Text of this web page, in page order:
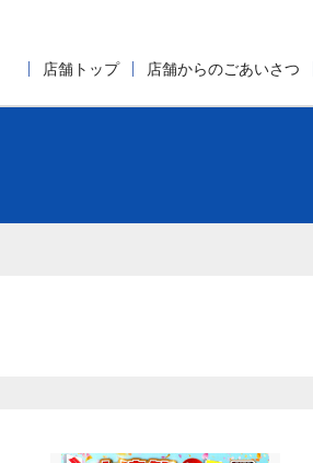
店舗トップ 店舗からのごあいさつ